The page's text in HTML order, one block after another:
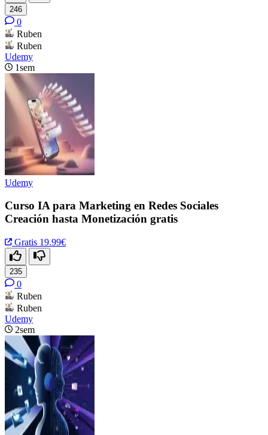
246
0
Ruben
Ruben
Udemy
1sem
Udemy
Curso IA para Marketing en Redes Sociales
Creación hasta Monetización gratis
Gratis 19.99€
235
0
Ruben
Ruben
Udemy
2sem